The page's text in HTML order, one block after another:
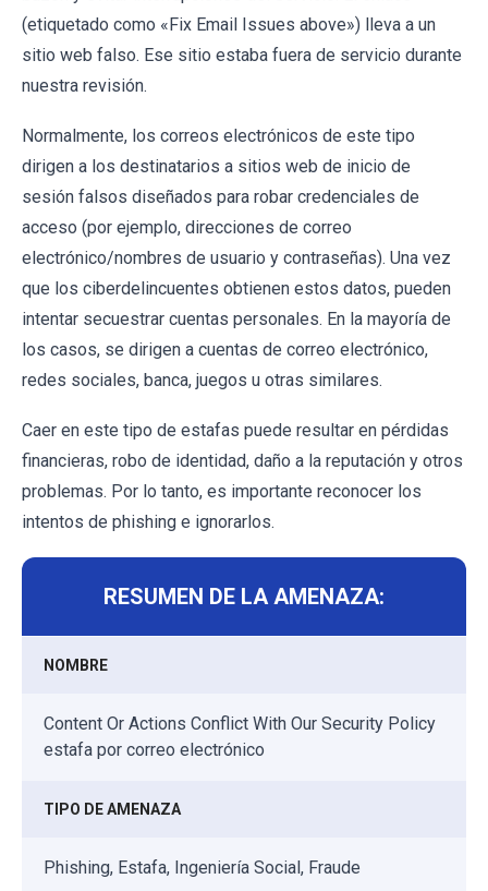
(etiquetado como «Fix Email Issues above») lleva a un
sitio web falso. Ese sitio estaba fuera de servicio durante
nuestra revisión.
Normalmente, los correos electrónicos de este tipo
dirigen a los destinatarios a sitios web de inicio de
sesión falsos diseñados para robar credenciales de
acceso (por ejemplo, direcciones de correo
electrónico/nombres de usuario y contraseñas). Una vez
que los ciberdelincuentes obtienen estos datos, pueden
intentar secuestrar cuentas personales. En la mayoría de
los casos, se dirigen a cuentas de correo electrónico,
redes sociales, banca, juegos u otras similares.
Caer en este tipo de estafas puede resultar en pérdidas
financieras, robo de identidad, daño a la reputación y otros
problemas. Por lo tanto, es importante reconocer los
intentos de phishing e ignorarlos.
RESUMEN DE LA AMENAZA:
NOMBRE
Content Or Actions Conflict With Our Security Policy
estafa por correo electrónico
TIPO DE AMENAZA
Phishing, Estafa, Ingeniería Social, Fraude